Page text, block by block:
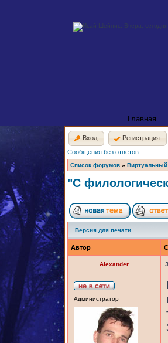
Главная
Вход
Регистрация
Сообщения без ответов
Список форумов »
"С
Версия для печати
Автор
Alexander
Администратор